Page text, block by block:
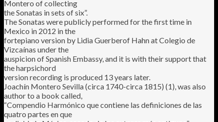
Montero of collecting
the Sonatas in sets of six”.
The Sonatas were publicly performed for the first time in
Mexico in 2012 in the
fortepiano version by Lidia Guerberof Hahn at Colegio de
Vizcaínas under the
auspicion of Spanish Embassy, and it is with their support that
the harpsichord
version recording is produced 13 years later.
Joachín Montero Sevilla (circa 1740-circa 1815) (1), was also
author to a book called,
“Compendio Harmónico que contiene las definiciones de las
quatro partes en que